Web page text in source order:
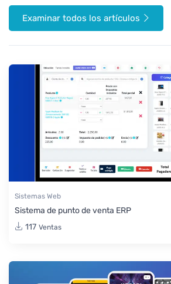
Examinar todos los artículos
Sistemas Web
Sistema de punto de venta ERP
117 Ventas